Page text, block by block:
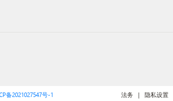
备2021027547号-1 法务 隐私设置